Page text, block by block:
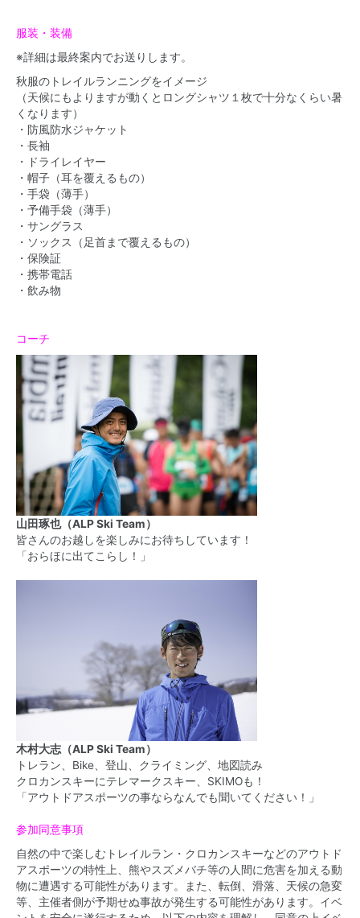
服装・装備
※詳細は最終案内でお送りします。
秋服のトレイルランニングをイメージ
（天候にもよりますが動くとロングシャツ１枚で十分なくらい暑
くなります）
・防風防水ジャケット
・長袖
・ドライレイヤー
・帽子（耳を覆えるもの）
・手袋（薄手）
・予備手袋（薄手）
・サングラス
・ソックス（足首まで覆えるもの）
・保険証
・携帯電話
・飲み物
コーチ
山田琢也（ALP Ski Team）
皆さんのお越しを楽しみにお待ちしています！
「おらほに出てこらし！」
木村大志（ALP Ski Team）
トレラン、Bike、登山、クライミング、地図読み
クロカンスキーにテレマークスキー、SKIMOも！
「アウトドアスポーツの事ならなんでも聞いてください！」
参加同意事項
自然の中で楽しむトレイルラン・クロカンスキーなどのアウトド
アスポーツの特性上、熊やスズメバチ等の人間に危害を加える動
物に遭遇する可能性があります。また、転倒、滑落、天候の急変
等、主催者側が予期せぬ事故が発生する可能性があります。イベ